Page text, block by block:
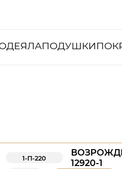
ПОДУШКИ
1-П-220
12920-1